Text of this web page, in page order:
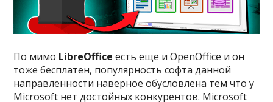
По мимо LibreOffice есть еще и OpenOffice и он
тоже бесплатен, популярность софта данной
направленности наверное обусловлена тем что у
Microsoft нет достойных конкурентов. Microsoft